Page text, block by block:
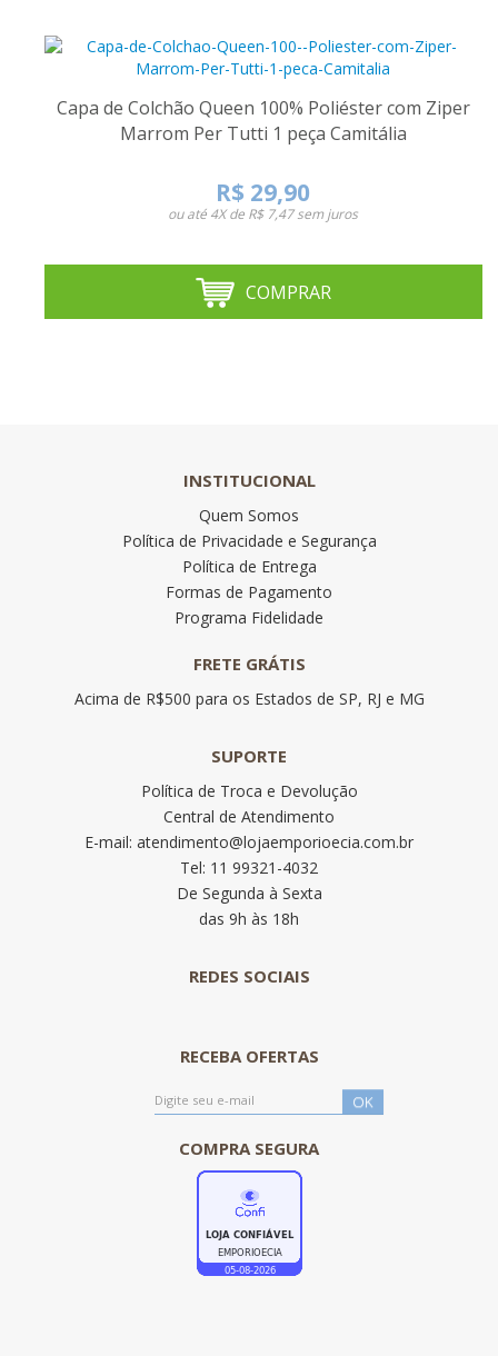
Capa de Colchão Queen 100% Poliéster com Ziper
Marrom Per Tutti 1 peça Camitália
R$ 29,90
ou até 4X de R$ 7,47sem juros
COMPRAR
INSTITUCIONAL
Quem Somos
Política de Privacidade e Segurança
Política de Entrega
Formas de Pagamento
Programa Fidelidade
FRETE GRÁTIS
Acima de R$500 para os Estados de SP, RJ e MG
SUPORTE
Política de Troca e Devolução
Central de Atendimento
E-mail: atendimento@lojaemporioecia.com.br
Tel: 11 99321-4032
De Segunda à Sexta
das 9h às 18h
REDES SOCIAIS
RECEBA OFERTAS
COMPRA SEGURA